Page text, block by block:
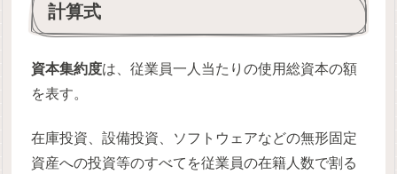
計算式
資本集約度は、従業員一人当たりの使用総資本の額
を表す。
在庫投資、設備投資、ソフトウェアなどの無形固定
資産への投資等のすべてを従業員の在籍人数で割る